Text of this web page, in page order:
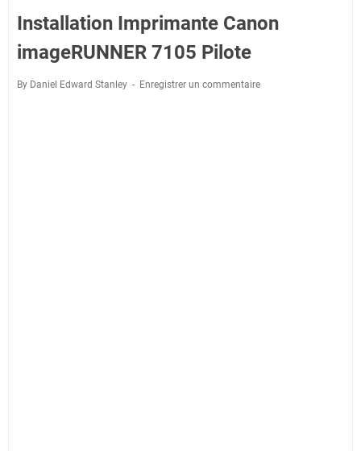
Installation Imprimante Canon
imageRUNNER 7105 Pilote
By Daniel Edward Stanley Enregistrer un commentaire